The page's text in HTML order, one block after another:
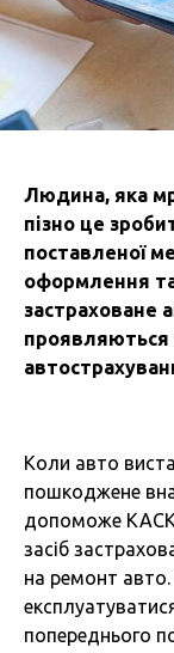
Людина, яка
пізно це
поставленої
оформлення
застраховане
проявляються
Коли авто
пошкоджене
допоможе
засіб
на ремонт
попереднього